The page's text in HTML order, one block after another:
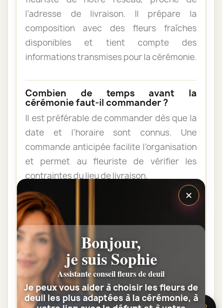
l’adresse de livraison. Il prépare la
composition avec des fleurs fraîches
disponibles et tient compte des
informations transmises pour la cérémonie.
Combien de temps avant la
cérémonie faut-il commander ?
Il est préférable de commander dès que la
date et l’horaire sont connus. Une
commande anticipée facilite l’organisation
et permet au fleuriste de vérifier les
contraintes du lieu de livraison.
Les fleurs peuvent-elles être livrées
au domicile de la famille ?
Oui. Une composition de condoléances
peut être livrée au domicile avant ou après
la cérémonie. Vérifiez simplement que
quelqu’un pourra réceptionner les fleurs.
×
Bonjour,
je suis Sophie
Assistante conseil fleurs de deuil
Je peux vous aider à choisir les fleurs de
deuil les plus adaptées à la cérémonie, à